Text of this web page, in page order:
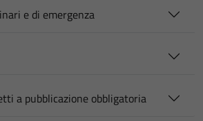
e di emergenza
a pubblicazione obbligatoria